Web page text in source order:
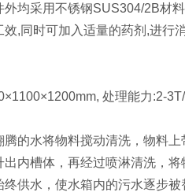
采用不锈钢SUS304/2B材
,同时可加入适量的药剂,进行
处理能力:2-
水将物料搅动清洗，物料上
内槽体，再经过喷淋清洗，
供水，使水箱内的污水逐步被